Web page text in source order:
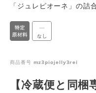
「ジュレピオーネ」の詰
商品番号 mz3piojelly3rei
【冷蔵便と同